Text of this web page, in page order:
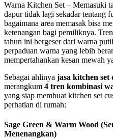
Warna Kitchen Set – Memasuki
dapur tidak lagi sekadar tentang
bagaimana area memasak bisa
ketenangan bagi pemiliknya.
tahun ini bergeser dari warna
perpaduan warna yang lebih
mempertahankan kesan mewah
Sebagai ahlinya jasa kitchen set
merangkum 4 tren kombinasi
yang siap membuat kitchen set
perhatian di rumah:
Sage Green & Warm Wood
Menenangkan)